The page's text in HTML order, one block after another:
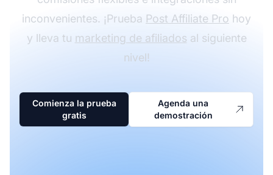
inconvenientes. ¡Prueba Post Affiliate Pro hoy
y lleva tu marketing de afiliados al siguiente
nivel!
Comienza la prueba
gratis
Agenda una
demostración